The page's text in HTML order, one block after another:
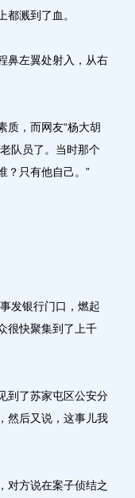
溅到了血。
左翼处射入，从右
，而网友“杨大胡
队员了。当时那个
？只有他自己。”
发银行门口，燃起
很快聚集到了上千
了苏家屯区公安分
然后又说，这事儿我
方说在案子侦结之